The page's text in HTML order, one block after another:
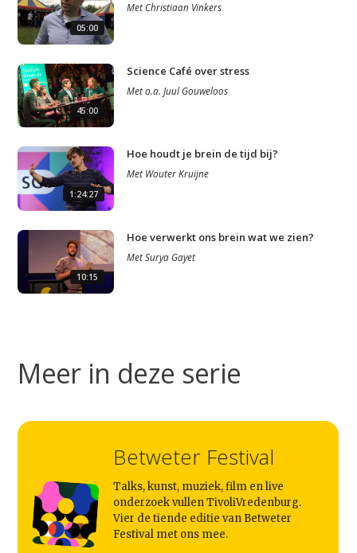
Studium Generale
Home
Agenda
Video
05:00
MetChristiaan Vinkers
45:00
Science Café over stress
Meto.a.Juul Gouweloos
1:24:27
Hoe houdt je brein de tijd bij?
MetWouter Kruijne
10:15
Hoe verwerkt ons brein wat we zien?
MetSurya Gayet
Meer in deze serie
Betweter Festival
Talks, kunst, muziek, film en live
onderzoek vullen TivoliVredenburg.
Vier de tiende editie van Betweter
Festival met ons mee.